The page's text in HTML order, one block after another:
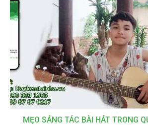
MẸO SÁNG TÁC BÀI HÁT TRONG